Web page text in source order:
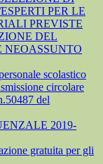
PER LE
PREVISTE
DEL
NEOASSUNTO
scolastico
circolare
del
2019-
gratuita per gli